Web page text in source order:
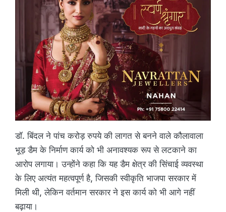
डॉ. बिंदल ने पांच करोड़ रुपये की लागत से बनने वाले कौलावाला
भूड़ डैम के निर्माण कार्य को भी अनावश्यक रूप से लटकाने का
आरोप लगाया। उन्होंने कहा कि यह डैम क्षेत्र की सिंचाई व्यवस्था
के लिए अत्यंत महत्वपूर्ण है, जिसकी स्वीकृति भाजपा सरकार में
मिली थी, लेकिन वर्तमान सरकार ने इस कार्य को भी आगे नहीं
बढ़ाया।